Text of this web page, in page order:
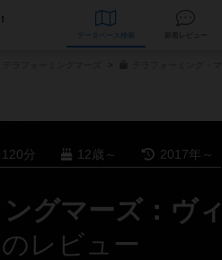
データベース
分 12歳～ 2017年～
グマーズ：ヴ
レビュー